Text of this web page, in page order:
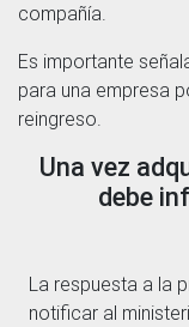
compañía.
Es importante
para una empresa
reingreso.
Una vez
debe
La respuesta a la
notificar al